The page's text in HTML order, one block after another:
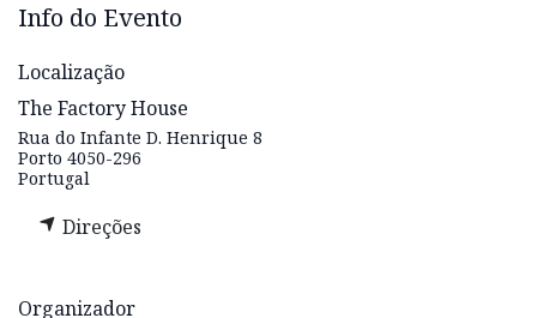
Info do Evento
Localização
The Factory House
Rua do Infante D. Henrique 8
Porto 4050-296
Portugal
Direções
Organizador